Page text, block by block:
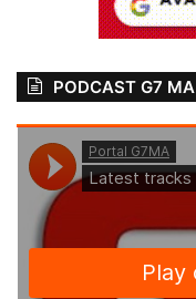
PODCAST G7 MA